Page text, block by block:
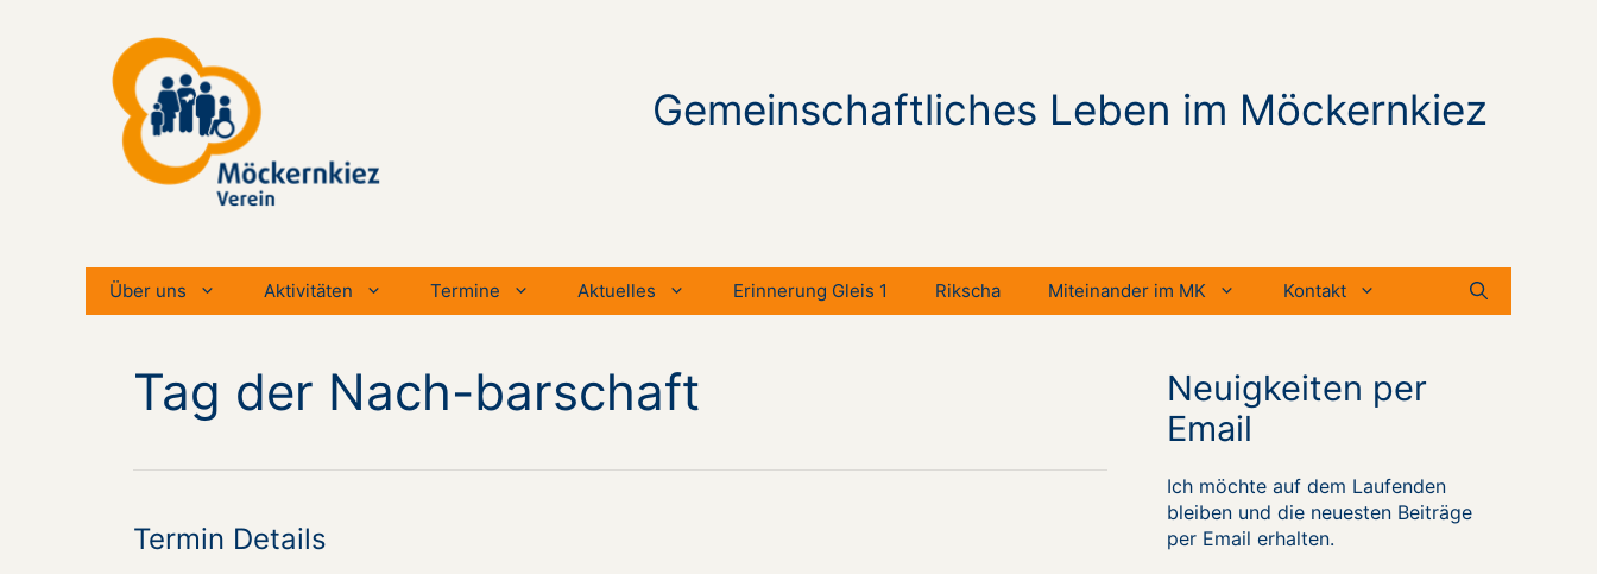
Gemeinschaftliches Leben im Möckernkiez
Über uns Aktivitäten Termine Aktuelles Erinnerung Gleis 1 Rikscha Miteinander im MK Kontakt
Tag der Nach-barschaft
Termin Details
Neuigkeiten per
Email
Ich möchte auf dem Laufenden
bleiben und die neuesten Beiträge
per Email erhalten.